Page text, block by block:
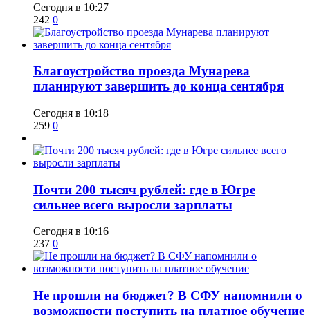
Сегодня в 10:27
242 0
Благоустройство проезда Мунарева
планируют завершить до конца сентября
Сегодня в 10:18
259 0
​Почти 200 тысяч рублей: где в Югре
сильнее всего выросли зарплаты
Сегодня в 10:16
237 0
Не прошли на бюджет? В СФУ напомнили о
возможности поступить на платное обучение